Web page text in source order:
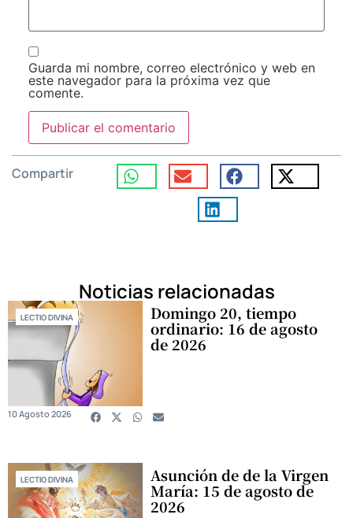
Guarda mi nombre, correo electrónico y web en
este navegador para la próxima vez que
comente.
Compartir
Noticias relacionadas
LECTIO DIVINA Domingo 20, tiempo
ordinario: 16 de agosto
de 2026
10 Agosto 2026
LECTIO DIVINA Asunción de de la Virgen
María: 15 de agosto de
2026